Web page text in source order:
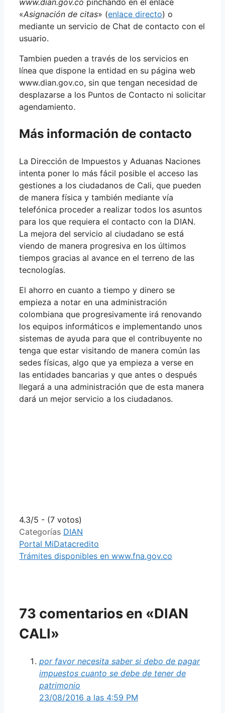
www.dian.gov.co pinchando en el enlace
«Asignación de citas» (enlace directo) o
mediante un servicio de Chat de contacto con el
usuario.
Tambien pueden a través de los servicios en
línea que dispone la entidad en su página web
www.dian.gov.co, sin que tengan necesidad de
desplazarse a los Puntos de Contacto ni solicitar
agendamiento.
Más información de contacto
La Dirección de Impuestos y Aduanas Naciones
intenta poner lo más fácil posible el acceso las
gestiones a los ciudadanos de Cali, que pueden
de manera física y también mediante vía
telefónica proceder a realizar todos los asuntos
para los que requiera el contacto con la DIAN.
La mejora del servicio al ciudadano se está
viendo de manera progresiva en los últimos
tiempos gracias al avance en el terreno de las
tecnologías.
El ahorro en cuanto a tiempo y dinero se
empieza a notar en una administración
colombiana que progresivamente irá renovando
los equipos informáticos e implementando unos
sistemas de ayuda para que el contribuyente no
tenga que estar visitando de manera común las
sedes físicas, algo que ya empieza a verse en
las entidades bancarias y que antes o después
llegará a una administración que de esta manera
dará un mejor servicio a los ciudadanos.
4.3/5 - (7 votos)
Categorías DIAN
Portal MiDatacredito
Trámites disponibles en www.fna.gov.co
73 comentarios en «DIAN
CALI»
por favor necesita saber si debo de pagar
impuestos cuanto se debe de tener de
patrimonio
23/08/2016 a las 4:59 PM